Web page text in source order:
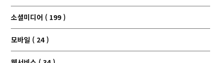
소셜미디어 ( 199 )
모바일 ( 24 )